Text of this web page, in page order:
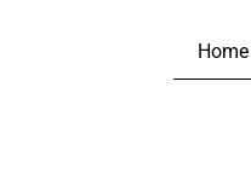
Home